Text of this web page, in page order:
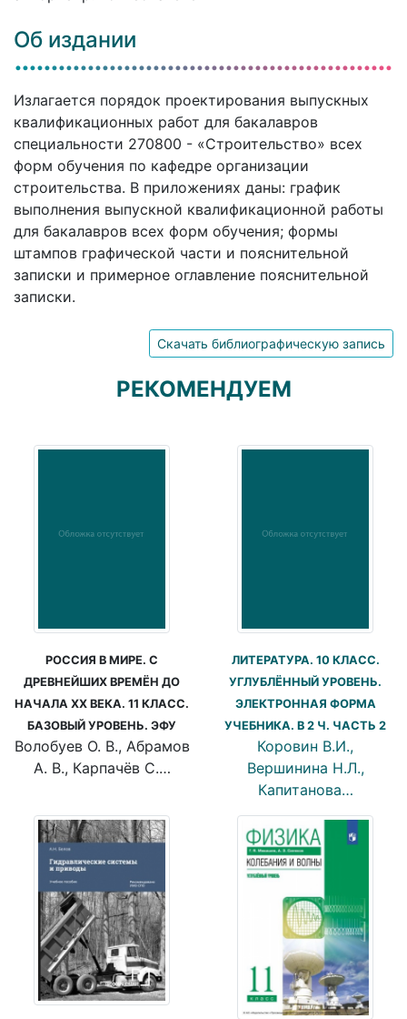
Об издании
Излагается порядок проектирования выпускных
квалификационных работ для бакалавров
специальности 270800 - «Строительство» всех
форм обучения по кафедре организации
строительства. В приложениях даны: график
выполнения выпускной квалификационной работы
для бакалавров всех форм обучения; формы
штампов графической части и пояснительной
записки и примерное оглавление пояснительной
записки.
Скачать библиографическую запись
РЕКОМЕНДУЕМ
РОССИЯ В МИРЕ. С
ДРЕВНЕЙШИХ ВРЕМЁН ДО
НАЧАЛА XX ВЕКА. 11 КЛАСС.
БАЗОВЫЙ УРОВЕНЬ. ЭФУ
Волобуев О. В., Абрамов
А. В., Карпачёв С.…
ЛИТЕРАТУРА. 10 КЛАСС.
УГЛУБЛЁННЫЙ УРОВЕНЬ.
ЭЛЕКТРОННАЯ ФОРМА
УЧЕБНИКА. В 2 Ч. ЧАСТЬ 2
Коровин В.И.,
Вершинина Н.Л.,
Капитанова…